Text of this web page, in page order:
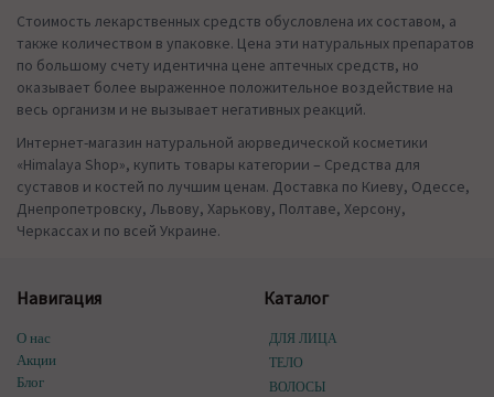
Стоимость лекарственных средств обусловлена их составом, а
также количеством в упаковке. Цена эти натуральных препаратов
по большому счету идентична цене аптечных средств, но
оказывает более выраженное положительное воздействие на
весь организм и не вызывает негативных реакций.
Интернет-магазин натуральной аюрведической косметики
«Himalaya Shop», купить товары категории – Средства для
суставов и костей по лучшим ценам. Доставка по Киеву, Одессе,
Днепропетровску, Львову, Харькову, Полтаве, Херсону,
Черкассах и по всей Украине.
Навигация
О нас
Акции
Блог
Каталог
ДЛЯ ЛИЦА
ТЕЛО
ВОЛОСЫ